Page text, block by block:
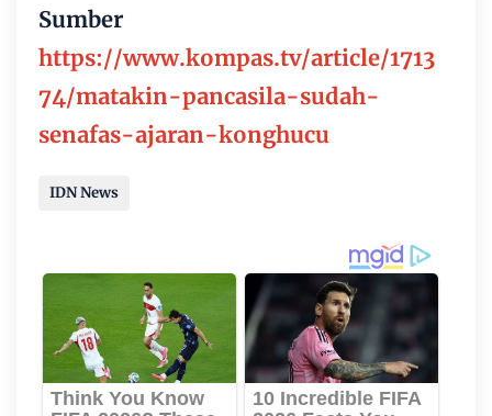
Sumber
https://www.kompas.tv/article/1713
74/matakin-pancasila-sudah-
senafas-ajaran-konghucu
IDN News